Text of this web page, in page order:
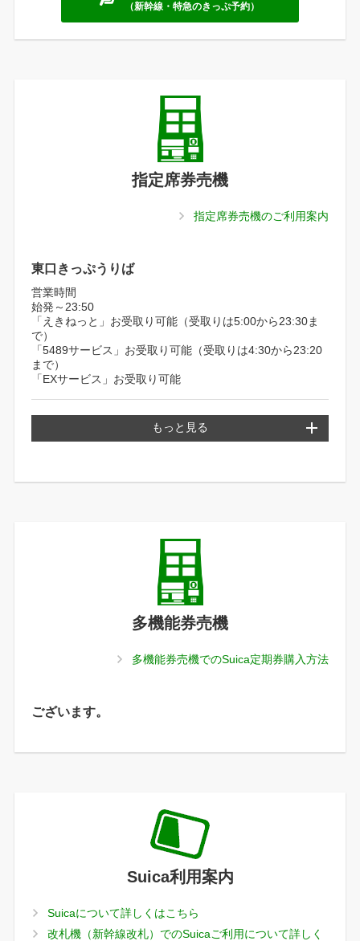
（新幹線・特急のきっぷ予約）
指定席券売機
指定席券売機のご利用案内
東口きっぷうりば
営業時間
始発～23:50
「えきねっと」お受取り可能（受取りは5:00から23:30ま
で）
「5489サービス」お受取り可能（受取りは4:30から23:20
まで）
「EXサービス」お受取り可能
もっと見る
多機能券売機
多機能券売機でのSuica定期券購入方法
ございます。
Suica利用案内
Suicaについて詳しくはこちら
改札機（新幹線改札）でのSuicaご利用について詳しく